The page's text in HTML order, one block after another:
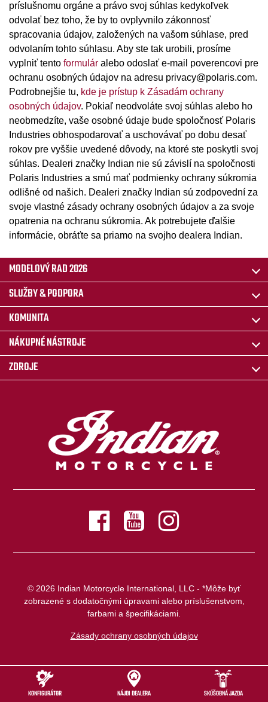
príslušnomu orgáne a právo svoj súhlas kedykoľvek
odvolať bez toho, že by to ovplyvnilo zákonnosť
spracovania údajov, založených na vašom súhlase, pred
odvolaním tohto súhlasu. Aby ste tak urobili, prosíme
vyplniť tento formulár alebo odoslať e-mail poverencovi pre
ochranu osobných údajov na adresu privacy@polaris.com.
Podrobnejšie tu, kde je prístup k Zásadám ochrany
osobných údajov. Pokiaľ neodvoláte svoj súhlas alebo ho
neobmedzíte, vaše osobné údaje bude spoločnosť Polaris
Industries obhospodarovať a uschovávať po dobu desať
rokov pre vyššie uvedené dôvody, na ktoré ste poskytli svoj
súhlas. Dealeri značky Indian nie sú závislí na spoločnosti
Polaris Industries a smú mať podmienky ochrany súkromia
odlišné od našich. Dealeri značky Indian sú zodpovední za
svoje vlastné zásady ochrany osobných údajov a za svoje
opatrenia na ochranu súkromia. Ak potrebujete ďalšie
informácie, obráťte sa priamo na svojho dealera Indian.
MODELOVÝ RAD 2026
SLUŽBY & PODPORA
KOMUNITA
NÁKUPNÉ NÁSTROJE
ZDROJE
© 2026 Indian Motorcycle International, LLC - *Môže byť
zobrazené s dodatočnými úpravami alebo príslušenstvom,
farbami a špecifikáciami.
Zásady ochrany osobných údajov
KONFIGURÁTOR NÁJDI DEALERA SKÚŠOBNÁ JAZDA